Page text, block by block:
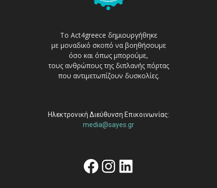
Το Act4greece δημιουργήθηκε
με μοναδικό σκοπό να βοηθήσουμε
όσο και όπως μπορούμε,
τους ανθρώπους της διπλανής πόρτας
που αντιμετωπίζουν δυσκολίες.
Ηλεκτρονική Διεύθυνση Επικοινωνίας:
media@sayes.gr
Facebook
Instagram
Linkedin